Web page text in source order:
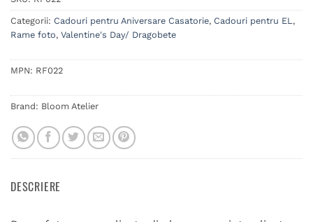
Categorii: Cadouri pentru Aniversare Casatorie, Cadouri pentru EL ,
Rame foto, Valentine's Day/ Dragobete
MPN: RF022
Brand: Bloom Atelier
DESCRIERE